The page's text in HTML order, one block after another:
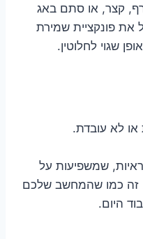
קצר, או סתם באג
את פונקציית שמירת
שגוי לחלוטין.
או לא עובדת.
שמשפיעות על
זה כמו שהמחשב שלכם
היום.